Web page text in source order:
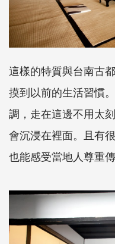
這樣的特質與台南古
摸到以前的生活習慣
調，走在這邊不用太
會沉浸在裡面。且有
也能感受當地人尊重傳